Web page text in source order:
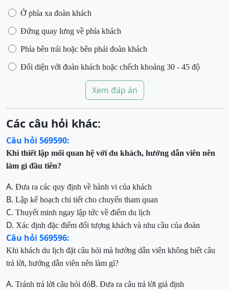
Ở phía xa đoàn khách
Đứng quay lưng về phía khách
Phía bên trái hoặc bên phải đoàn khách
Đối diện với đoàn khách hoặc chếch khoảng 30 - 45 độ
Xem đáp án
Các câu hỏi khác:
Câu hỏi 569590:
Khi thiết lập mối quan hệ với du khách, hướng dẫn viên nên
làm gì đầu tiên?
A. Đưa ra các quy định về hành vi của khách
B. Lập kế hoạch chi tiết cho chuyến tham quan
C. Thuyết minh ngay lập tức về điểm du lịch
D. Xác định đặc điểm đối tượng khách và nhu cầu của đoàn
Câu hỏi 569596:
Khi khách du lịch đặt câu hỏi mà hướng dẫn viên không biết câu
trả lời, hướng dẫn viên nên làm gì?
A. Tránh trả lời câu hỏi đóB. Đưa ra câu trả lời giả định